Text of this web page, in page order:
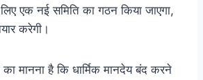
एक नई समिति का गठन किया जाएगा,
करेगी।
का मानना है कि धार्मिक मानदेय बंद करने